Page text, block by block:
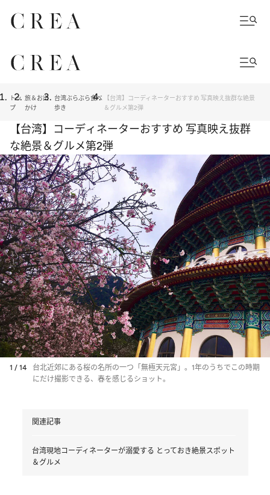
トッ
プ
旅＆お出
かけ
台湾ぶらぶら食べ
歩き
【台湾】コーディネーターおすすめ 写真映え抜群な絶景
＆グルメ第2弾
【台湾】コーディネーターおすすめ 写真映え抜群
な絶景＆グルメ第2弾
1 / 14
台北近郊にある桜の名所の一つ「無極天元宮」。1年のうちでこの時期
にだけ撮影できる、春を感じるショット。
関連記事
台湾現地コーディネーターが溺愛する とっておき絶景スポット
＆グルメ